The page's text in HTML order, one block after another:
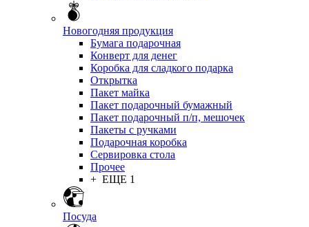
Новогодняя продукция
Бумага подарочная
Конверт для денег
Коробка для сладкого подарка
Открытка
Пакет майка
Пакет подарочный бумажный
Пакет подарочный п/п, мешочек
Пакеты с ручками
Подарочная коробка
Сервировка стола
Прочее
+ ЕЩЕ 1
Посуда